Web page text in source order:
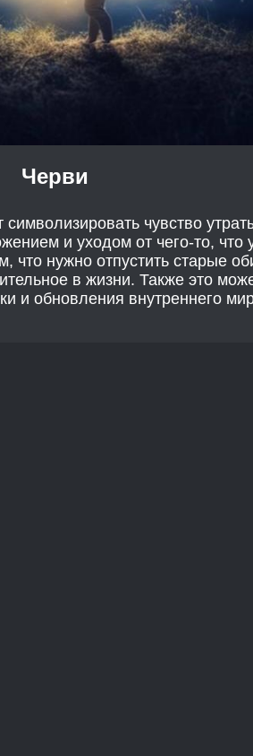
Черви
чувство
и уходом от чего-то,
что нужно отпустить старые
в жизни. Также это
и обновления внутреннего